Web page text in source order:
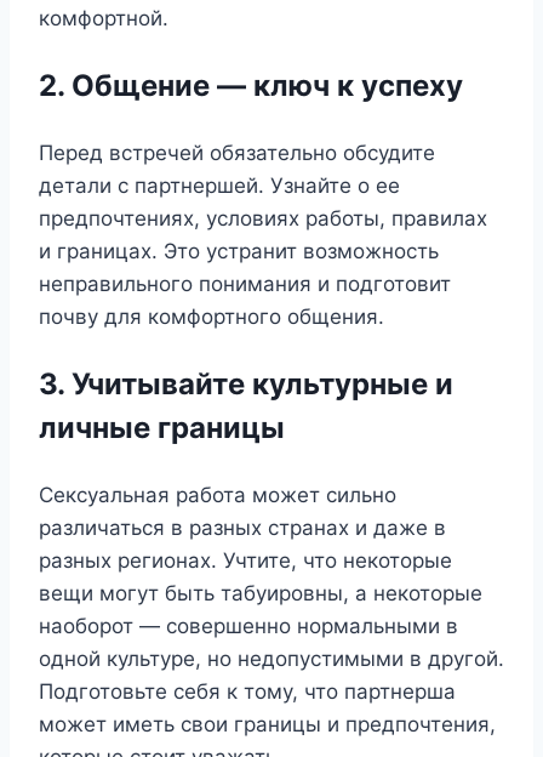
комфортной.
2. Общение — ключ к успеху
Перед встречей обязательно обсудите
детали с партнершей. Узнайте о ее
предпочтениях, условиях работы, правилах
и границах. Это устранит возможность
неправильного понимания и подготовит
почву для комфортного общения.
3. Учитывайте культурные и
личные границы
Сексуальная работа может сильно
различаться в разных странах и даже в
разных регионах. Учтите, что некоторые
вещи могут быть табуировны, а некоторые
наоборот — совершенно нормальными в
одной культуре, но недопустимыми в другой.
Подготовьте себя к тому, что партнерша
может иметь свои границы и предпочтения,